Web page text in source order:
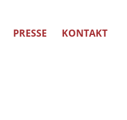
PRESSE KONTAKT